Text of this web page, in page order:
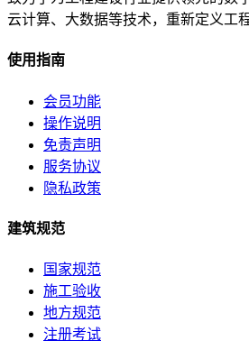
云计算、大数据等技术，重新定义工
使用指南
会员功能
操作说明
免责声明
服务协议
隐私政策
建筑规范
国家规范
施工验收
地方规范
注册考试